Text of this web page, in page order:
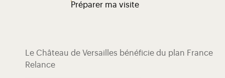
Préparer ma visite
Le Château de Versailles bénéficie du plan France
Relance